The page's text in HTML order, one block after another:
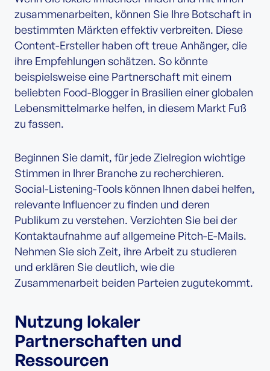
zusammenarbeiten, können Sie Ihre Botschaft in
bestimmten Märkten effektiv verbreiten. Diese
Content-Ersteller haben oft treue Anhänger, die
ihre Empfehlungen schätzen. So könnte
beispielsweise eine Partnerschaft mit einem
beliebten Food-Blogger in Brasilien einer globalen
Lebensmittelmarke helfen, in diesem Markt Fuß
zu fassen.
Beginnen Sie damit, für jede Zielregion wichtige
Stimmen in Ihrer Branche zu recherchieren.
Social-Listening-Tools können Ihnen dabei helfen,
relevante Influencer zu finden und deren
Publikum zu verstehen. Verzichten Sie bei der
Kontaktaufnahme auf allgemeine Pitch-E-Mails.
Nehmen Sie sich Zeit, ihre Arbeit zu studieren
und erklären Sie deutlich, wie die
Zusammenarbeit beiden Parteien zugutekommt.
Nutzung lokaler
Partnerschaften und
Ressourcen